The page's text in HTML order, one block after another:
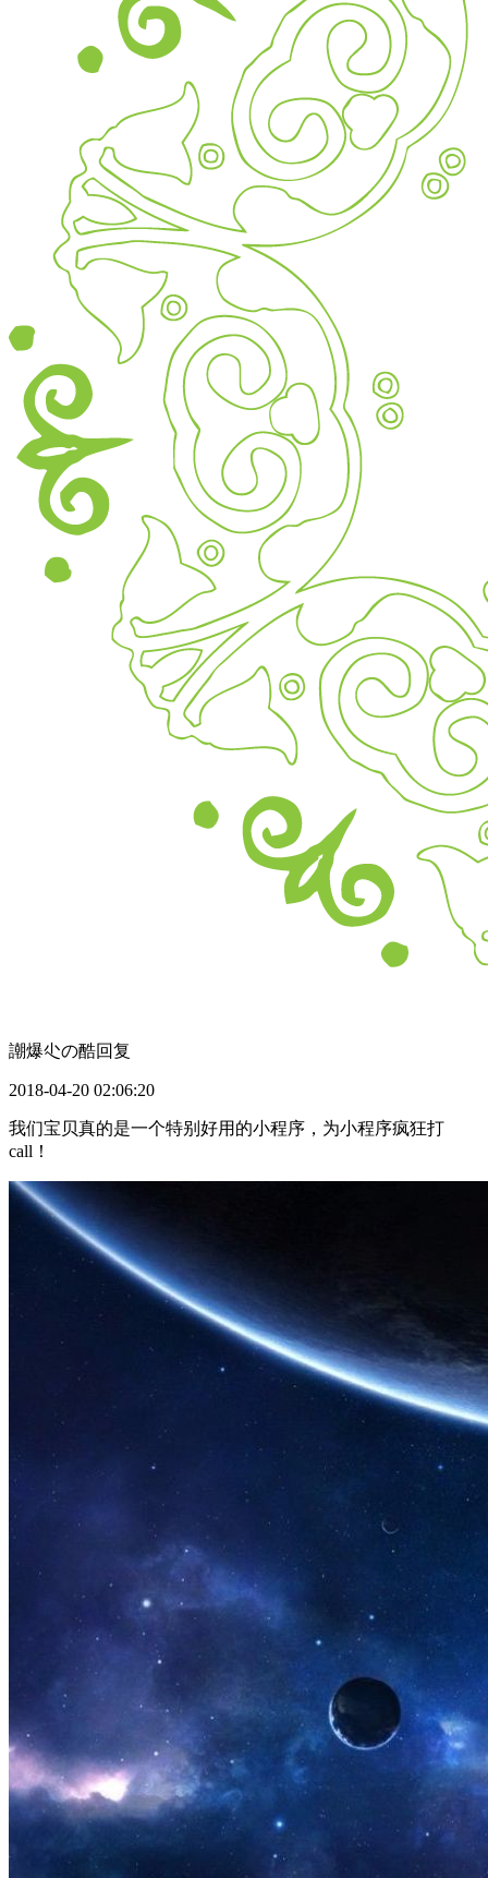
謿爆尐の酷回复
2018-04-20 02:06:20
我们宝贝真的是一个特别好用的小程序，为小程序疯狂打
call！